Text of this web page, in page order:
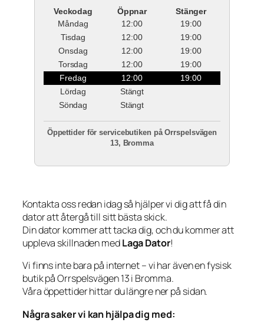
Veckodag Öppnar
Stänger
Måndag
12:00
19:00
Tisdag
12:00
19:00
Onsdag
12:00
19:00
Torsdag
12:00
19:00
Fredag
12:00
19:00
Lördag
Stängt
Söndag
Stängt
Öppettider för servicebutiken på Orrspelsvägen
13, Bromma
Kontakta oss redan idag så hjälper vi dig att få din
dator att återgå till sitt bästa skick.
Din dator kommer att tacka dig, och du kommer att
uppleva skillnaden medLaga Dator!
Vi finns inte bara på internet – vi har även en fysisk
butik på Orrspelsvägen 13 i Bromma.
Våra öppettider hittar du längre ner på sidan.
Några saker vi kan hjälpa dig med: